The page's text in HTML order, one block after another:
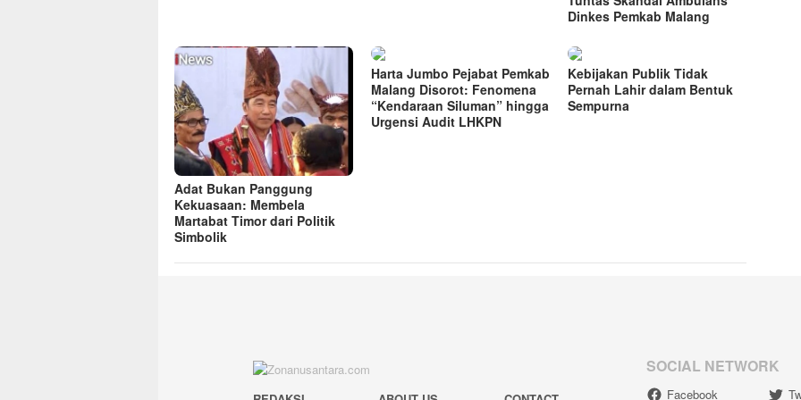
Dinkes Pemkab Malang
Adat Bukan Panggung
Kekuasaan: Membela
Martabat Timor dari Politik
Simbolik
Harta Jumbo Pejabat Pemkab
Malang Disorot: Fenomena
“Kendaraan Siluman” hingga
Urgensi Audit LHKPN
Kebijakan Publik Tidak
Pernah Lahir dalam Bentuk
Sempurna
SOCIAL NETWORK
Facebook